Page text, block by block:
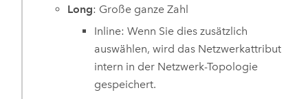
Long: Große ganze Zahl
Inline: Wenn Sie dies zusätzlich
auswählen, wird das Netzwerkattribut
intern in der Netzwerk-Topologie
gespeichert.